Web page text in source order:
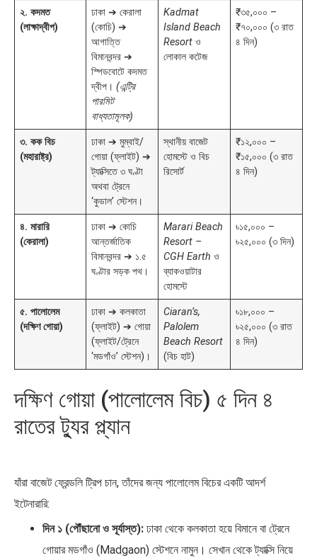
২. কদমত
(লাক্ষাদ্বীপ)
ঢাকা ➔ কেরালা
(কোচি) ➔
আগাত্তি
বিমানবন্দর ➔
স্পিডবোটে কদমত
দ্বীপ।(এন্ট্রি
পারমিট
বাধ্যতামূলক)
Kadmat
Island Beach
Resort ও
লোকাল কটেজ
₹৩৫,০০০ –
₹৭০,০০০ (৩ রাত
৪ দিন)
৩. কক বিচ
(মহারাষ্ট্র)
ঢাকা ➔ মুম্বাই/
গোয়া (ফ্লাইট) ➔
ট্যাক্সিতে ৩ ঘণ্টা
অথবা ট্রেনে
‘কুডাল’ স্টেশন।
স্থানীয় বাজেট
হোমস্টে ও বিচ
রিসোর্ট
₹১২,০০০ –
₹১৫,০০০ (৩ রাত
৪ দিন)
৪. মারারি
(কেরালা)
ঢাকা ➔ কোচি
আন্তর্জাতিক
বিমানবন্দর ➔ ১.৫
ঘণ্টার সড়ক পথ।
Marari Beach
Resort –
CGH Earth ও
ব্যাকওয়াটার
হোমস্টে
৳১৫,০০০ –
৳২৫,০০০ (৩ দিন)
৫. পালোলেম
(দক্ষিণ গোয়া)
ঢাকা ➔ কলকাতা
(ফ্লাইট) ➔ গোয়া
(ফ্লাইট/ট্রেনে
‘মডগাঁও’ স্টেশন)।
Ciaran’s,
Palolem
Beach Resort
(বিচ হাট)
৳১৮,০০০ –
৳২৫,০০০ (৩ রাত
৪ দিন)
দক্ষিণ গোয়া (পালোলেম বিচ) ৫ দিন ৪
রাতের ট্যুর প্ল্যান
যাঁরা বাজেট ফ্রেন্ডলি ট্রিপ চান, তাঁদের জন্য পালোলেম বিচের একটি আদর্শ
ইটেনারারি:
দিন ১ (পৌঁছানো ও সূর্যাস্ত): ঢাকা থেকে কলকাতা হয়ে বিমানে বা ট্রেনে
গোয়ার মডগাঁও (Madgaon) স্টেশনে নামুন। সেখান থেকে ট্যাক্সি নিয়ে